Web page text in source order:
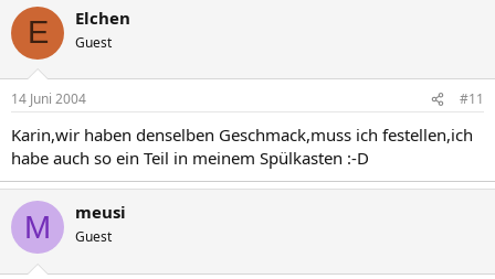
E Elchen
Guest
14 Juni 2004 #11
Karin,wir haben denselben Geschmack,muss ich festellen,ich
habe auch so ein Teil in meinem Spülkasten :-D
M meusi
Guest